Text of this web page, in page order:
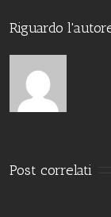
Riguardo
Post correlati